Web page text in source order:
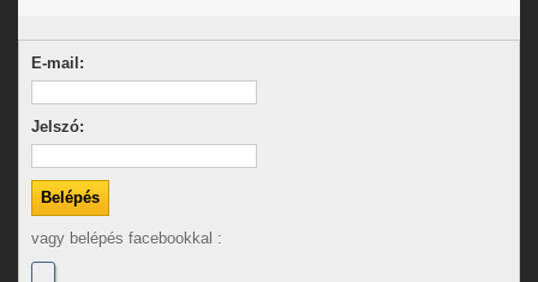
E-mail:
Jelszó:
vagy belépés facebookkal :